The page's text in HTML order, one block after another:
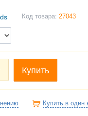
Код товара: 27043
Купить
Купить в один